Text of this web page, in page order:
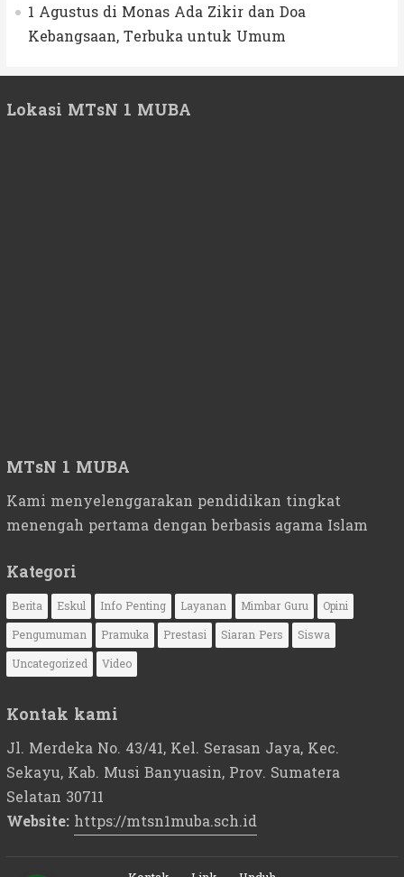
1 Agustus di Monas Ada Zikir dan Doa
Kebangsaan, Terbuka untuk Umum
Lokasi MTsN 1 MUBA
MTsN 1 MUBA
Kami menyelenggarakan pendidikan tingkat
menengah pertama dengan berbasis agama Islam
Kategori
Berita Eskul Info Penting Layanan Mimbar Guru
Opini
Pengumuman
Pramuka Prestasi Siaran Pers
Siswa
Uncategorized
Video
Kontak kami
Jl. Merdeka No. 43/41, Kel. Serasan Jaya, Kec.
Sekayu, Kab. Musi Banyuasin, Prov. Sumatera
Selatan 30711
Website: https://mtsn1muba.sch.id